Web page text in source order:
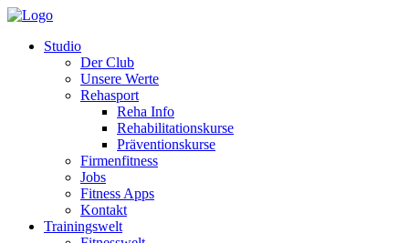
Studio
Der Club
Unsere Werte
Rehasport
Reha Info
Rehabilitationskurse
Präventionskurse
Firmenfitness
Jobs
Fitness Apps
Kontakt
Trainingswelt